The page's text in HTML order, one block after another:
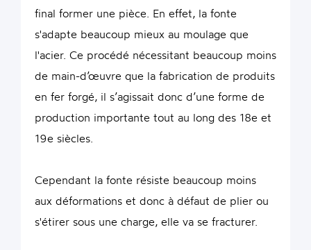
final former une pièce. En effet, la fonte
s'adapte beaucoup mieux au moulage que
l'acier. Ce procédé nécessitant beaucoup moins
de main-d’œuvre que la fabrication de produits
en fer forgé, il s’agissait donc d’une forme de
production importante tout au long des 18e et
19e siècles.
Cependant la fonte résiste beaucoup moins
aux déformations et donc à défaut de plier ou
s'étirer sous une charge, elle va se fracturer.